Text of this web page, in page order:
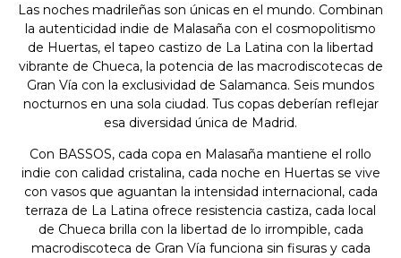
Las noches madrileñas son únicas en el mundo. Combinan
la autenticidad indie de Malasaña con el cosmopolitismo
de Huertas, el tapeo castizo de La Latina con la libertad
vibrante de Chueca, la potencia de las macrodiscotecas de
Gran Vía con la exclusividad de Salamanca. Seis mundos
nocturnos en una sola ciudad. Tus copas deberían reflejar
esa diversidad única de Madrid.
Con BASSOS, cada copa en Malasaña mantiene el rollo
indie con calidad cristalina, cada noche en Huertas se vive
con vasos que aguantan la intensidad internacional, cada
terraza de La Latina ofrece resistencia castiza, cada local
de Chueca brilla con la libertad de lo irrompible, cada
macrodiscoteca de Gran Vía funciona sin fisuras y cada